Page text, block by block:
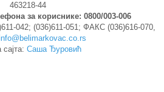
463218-44
за кориснике: 0800/003-006
042; (036)611-051; ФАКС (036)616-070,
сајта: Саша Ђуровић